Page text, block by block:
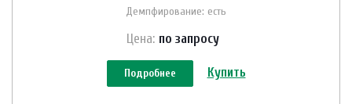
Демпфирование: есть
Цена: по запросу
Подробнее Купить